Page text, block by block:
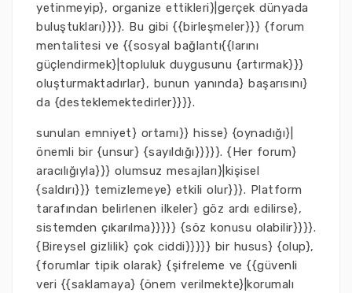
yetinmeyip}, organize ettikleri}|gerçek dünyada
buluştukları}}}}. Bu gibi {{birleşmeler}}} {forum
mentalitesi ve {{sosyal bağlantı{{larını
güçlendirmek}|topluluk duygusunu {artırmak}}}
oluşturmaktadırlar}, bunun yanında} başarısını}
da {desteklemektedirler}}}}.
sunulan emniyet} ortamı}} hisse} {oynadığı}|
önemli bir {unsur} {sayıldığı}}}}}. {Her forum}
aracılığıyla}}} olumsuz mesajları}|kişisel
{saldırı}}} temizlemeye} etkili olur}}}. Platform
tarafından belirlenen ilkeler} göz ardı edilirse},
sistemden çıkarılma}}}}} {söz konusu olabilir}}}}.
{Bireysel gizlilik} çok ciddi}}}}} bir husus} {olup},
{forumlar tipik olarak} {şifreleme ve {{güvenli
veri {{saklamaya} {önem verilmekte}|korumalı